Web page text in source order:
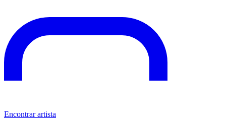
Encontrar artista